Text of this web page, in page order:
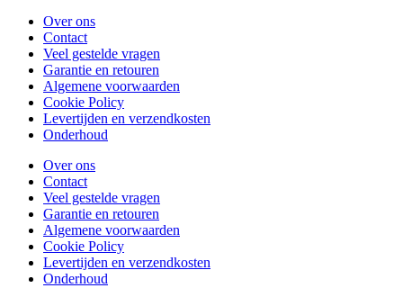
Over ons
Contact
Veel gestelde vragen
Garantie en retouren
Algemene voorwaarden
Cookie Policy
Levertijden en verzendkosten
Onderhoud
Over ons
Contact
Veel gestelde vragen
Garantie en retouren
Algemene voorwaarden
Cookie Policy
Levertijden en verzendkosten
Onderhoud